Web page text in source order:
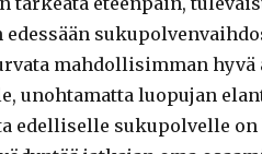
mahdollisimman
unohtamatta luopujan
edelliselle sukupolvelle